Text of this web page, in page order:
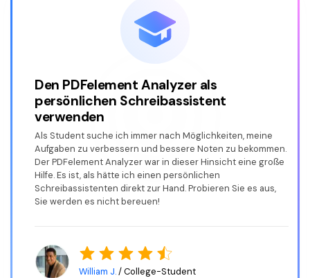
Den PDFelement Analyzer als
persönlichen Schreibassistent
verwenden
Als Student suche ich immer nach Möglichkeiten, meine
Aufgaben zu verbessern und bessere Noten zu bekommen.
Der PDFelement Analyzer war in dieser Hinsicht eine große
Hilfe. Es ist, als hätte ich einen persönlichen
Schreibassistenten direkt zur Hand. Probieren Sie es aus,
Sie werden es nicht bereuen!
William J./ College-Student